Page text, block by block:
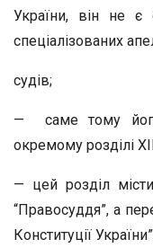
України, він не є
спеціалізованих
судів;
— саме тому
окремому розділі
— цей розділ
“Правосуддя”, а
Конституції